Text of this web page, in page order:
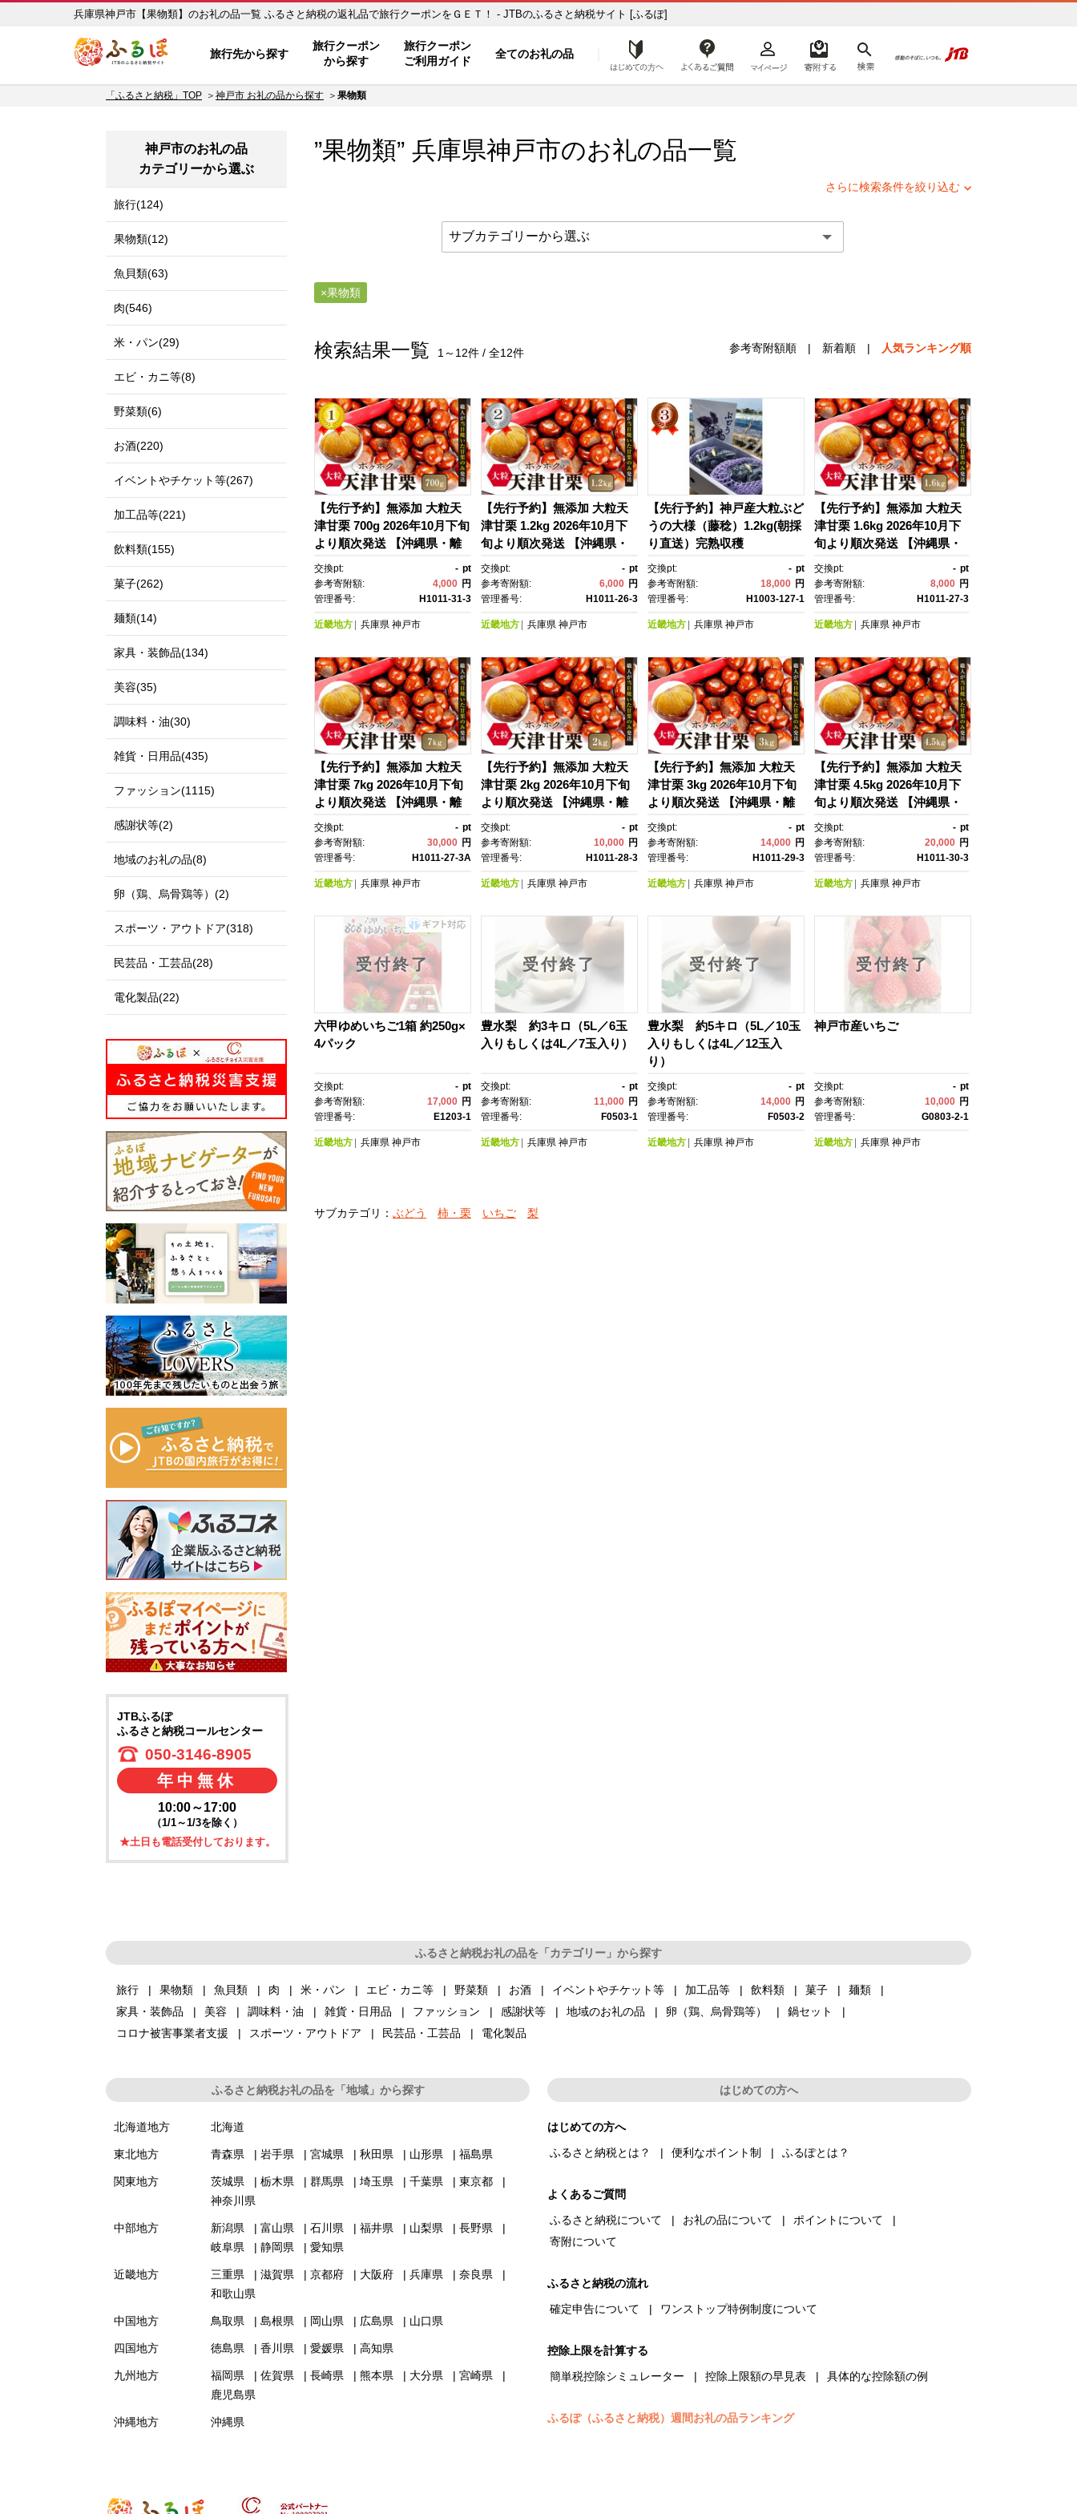
兵庫県神戸市【果物類】のお礼の品一覧 ふるさと納税の返礼品で旅行クーポンをＧＥＴ！ - JTBのふるさと納税サイト [ふるぽ]
旅行先から探す
旅行クーポン
から探す
旅行クーポン
ご利用ガイド
全てのお礼の品 はじめての方へ
「ふるさと納税」TOP 神戸市 お礼の品から探す 果物類
”果物類” 兵庫県神戸市のお礼の品一覧
さらに検索条件を絞り込む
果物類
検索結果一覧 1～12件 / 全12件 参考寄附額順 | 新着順 | 人気ランキング順
【先行予約】無添加 大粒天
津甘栗 700g 2026年10月下旬
より順次発送 【沖縄県・離
島配送不可】
交換pt: - pt
参考寄附額:
4,000 円
管理番号:
H1011-31-3
近畿地方 兵庫県 神戸市
【先行予約】無添加 大粒天
津甘栗 1.2kg 2026年10月下
旬より順次発送 【沖縄県・
離島配送不可】
交換pt: - pt
参考寄附額:
6,000 円
管理番号:
H1011-26-3
近畿地方 兵庫県 神戸市
【先行予約】神戸産大粒ぶど
うの大様（藤稔）1.2kg(朝採
り直送）完熟収穫
交換pt: - pt
参考寄附額:
18,000 円
管理番号:
H1003-127-1
近畿地方 兵庫県 神戸市
【先行予約】無添加 大粒天
津甘栗 1.6kg 2026年10月下
旬より順次発送 【沖縄県・
離島配送不可】
交換pt: - pt
参考寄附額:
8,000 円
管理番号:
H1011-27-3
近畿地方 兵庫県 神戸市
【先行予約】無添加 大粒天
津甘栗 7kg 2026年10月下旬
より順次発送 【沖縄県・離
島配送不可】
交換pt: - pt
参考寄附額:
30,000 円
管理番号:
H1011-27-3A
近畿地方 兵庫県 神戸市
【先行予約】無添加 大粒天
津甘栗 2kg 2026年10月下旬
より順次発送 【沖縄県・離
島配送不可】
交換pt: - pt
参考寄附額:
10,000 円
管理番号:
H1011-28-3
近畿地方 兵庫県 神戸市
【先行予約】無添加 大粒天
津甘栗 3kg 2026年10月下旬
より順次発送 【沖縄県・離
島配送不可】
交換pt: - pt
参考寄附額:
14,000 円
管理番号:
H1011-29-3
近畿地方 兵庫県 神戸市
【先行予約】無添加 大粒天
津甘栗 4.5kg 2026年10月下
旬より順次発送 【沖縄県・
離島配送不可】
交換pt: - pt
参考寄附額:
20,000 円
管理番号:
H1011-30-3
近畿地方 兵庫県 神戸市
受付終了
六甲ゆめいちご1箱 約250g×
4パック
交換pt: - pt
参考寄附額:
17,000 円
管理番号:
E1203-1
近畿地方 兵庫県 神戸市
受付終了
豊水梨 約3キロ（5L／6玉
入りもしくは4L／7玉入り）
交換pt: - pt
参考寄附額:
11,000 円
管理番号:
F0503-1
近畿地方 兵庫県 神戸市
受付終了
豊水梨 約5キロ（5L／10玉
入りもしくは4L／12玉入
り）
交換pt: - pt
参考寄附額:
14,000 円
管理番号:
F0503-2
近畿地方 兵庫県 神戸市
受付終了
神戸市産いちご
交換pt: - pt
参考寄附額:
10,000 円
管理番号:
G0803-2-1
近畿地方 兵庫県 神戸市
サブカテゴリ： ぶどう 柿・栗 いちご 梨
神戸市のお礼の品
カテゴリーから選ぶ
旅行(124)
果物類(12)
魚貝類(63)
肉(546)
米・パン(29)
エビ・カニ等(8)
野菜類(6)
お酒(220)
イベントやチケット等(267)
加工品等(221)
飲料類(155)
菓子(262)
麺類(14)
家具・装飾品(134)
美容(35)
調味料・油(30)
雑貨・日用品(435)
ファッション(1115)
感謝状等(2)
地域のお礼の品(8)
卵（鶏、烏骨鶏等）(2)
スポーツ・アウトドア(318)
民芸品・工芸品(28)
電化製品(22)
JTBふるぽ
ふるさと納税コールセンター
050-3146-8905
年中無休
10:00～17:00
（1/1～1/3を除く）
★土日も電話受付しております。
ふるさと納税お礼の品を「カテゴリー」から探す
旅行 果物類 魚貝類 肉 米・パン エビ・カニ等 野菜類 お酒 イベントやチケット等 加工品等 飲料類 菓子
麺類
家具・装飾品
美容 調味料・油 雑貨・日用品 ファッション 感謝状等 地域のお礼の品 卵（鶏、烏骨鶏等）
鍋セット
コロナ被害事業者支援
スポーツ・アウトドア 民芸品・工芸品 電化製品
ふるさと納税お礼の品を「地域」から探す
北海道地方 北海道
東北地方 青森県 岩手県 宮城県 秋田県 山形県 福島県
関東地方 茨城県 栃木県 群馬県 埼玉県 千葉県
東京都
神奈川県
中部地方 新潟県 富山県 石川県 福井県 山梨県
長野県
岐阜県
静岡県 愛知県
近畿地方 三重県 滋賀県 京都府 大阪府 兵庫県
奈良県
和歌山県
中国地方 鳥取県 島根県 岡山県 広島県 山口県
四国地方 徳島県 香川県 愛媛県 高知県
九州地方 福岡県 佐賀県 長崎県 熊本県 大分県
宮崎県
鹿児島県
沖縄地方 沖縄県
はじめての方へ
はじめての方へ
ふるさと納税とは？
便利なポイント制 ふるぽとは？
よくあるご質問
ふるさと納税について
お礼の品について
ポイントについて
寄附について
ふるさと納税の流れ
確定申告について
ワンストップ特例制度について
控除上限を計算する
簡単税控除シミュレーター
控除上限額の早見表 具体的な控除額の例
ふるぽ（ふるさと納税）週間お礼の品ランキング